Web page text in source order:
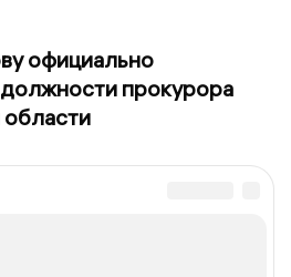
официально
прокурора